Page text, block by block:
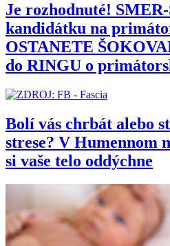
Je rozhodnuté!
kandidátku na
OSTANETE
do RINGU o
Bolí vás chrbát alebo
strese? V Humennom
si vaše telo oddýchne